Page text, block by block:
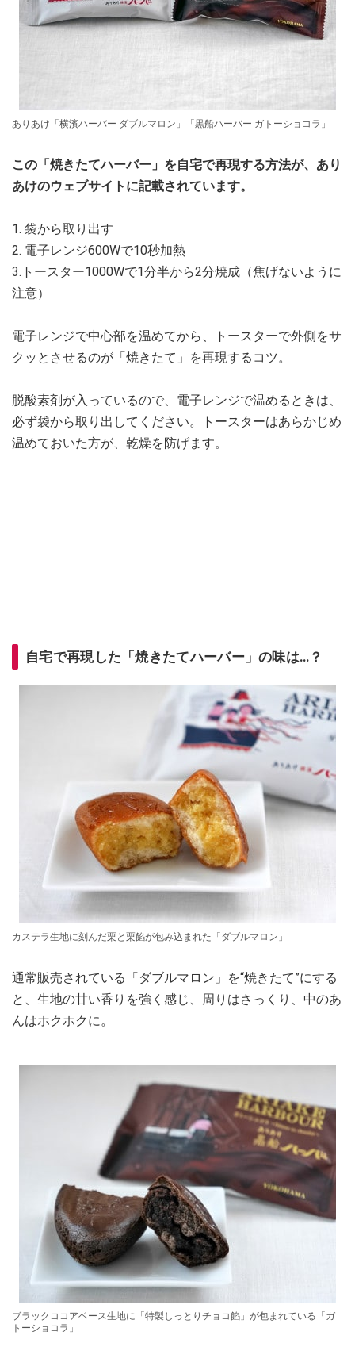
ありあけ「横濱ハーバー ダブルマロン」「黒船ハーバー ガトーショコラ」
この「焼きたてハーバー」を自宅で再現する方法が、あり
あけのウェブサイトに記載されています。
1. 袋から取り出す
2. 電子レンジ600Wで10秒加熱
3.トースター1000Wで1分半から2分焼成（焦げないように
注意）
電子レンジで中心部を温めてから、トースターで外側をサ
クッとさせるのが「焼きたて」を再現するコツ。
脱酸素剤が入っているので、電子レンジで温めるときは、
必ず袋から取り出してください。トースターはあらかじめ
温めておいた方が、乾燥を防げます。
自宅で再現した「焼きたてハーバー」の味は…？
カステラ生地に刻んだ栗と栗餡が包み込まれた「ダブルマロン」
通常販売されている「ダブルマロン」を“焼きたて”にする
と、生地の甘い香りを強く感じ、周りはさっくり、中のあ
んはホクホクに。
ブラックココアベース生地に「特製しっとりチョコ餡」が包まれている「ガ
トーショコラ」